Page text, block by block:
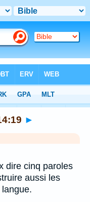
►
dire cinq paroles
aussi les